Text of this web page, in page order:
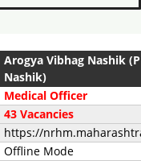
Arogya Vibhag Nashik
Nashik)
Medical Officer
43 Vacancies
https://
Offline Mode